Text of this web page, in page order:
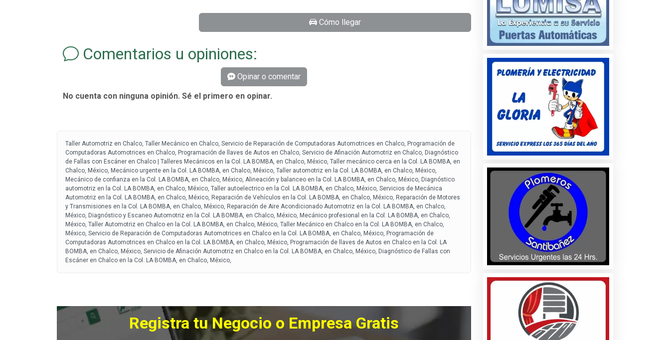
Cómo llegar
Comentarios u opiniones:
Opinar o comentar
No cuenta con ninguna opinión. Sé el primero en opinar.
Taller Automotriz en Chalco, Taller Mecánico en Chalco, Servicio de Reparación de Computadoras Automotrices en Chalco, Programación de
Computadoras Automotrices en Chalco, Programación de llaves de Autos en Chalco, Servicio de Afinación Automotriz en Chalco, Diagnóstico
de Fallas con Escáner en Chalco | Talleres Mecánicos en la Col. LA BOMBA, en Chalco, México, Taller mecánico cerca en la Col. LA BOMBA, en
Chalco, México, Mecánico urgente en la Col. LA BOMBA, en Chalco, México, Taller automotriz en la Col. LA BOMBA, en Chalco, México,
Mecánico de confianza en la Col. LA BOMBA, en Chalco, México, Alineación y balanceo en la Col. LA BOMBA, en Chalco, México, Diagnóstico
automotriz en la Col. LA BOMBA, en Chalco, México, Taller autoelectrico en la Col. LA BOMBA, en Chalco, México, Servicios de Mecánica
Automotriz en la Col. LA BOMBA, en Chalco, México, Reparación de Vehículos en la Col. LA BOMBA, en Chalco, México, Reparación de Motores
y Transmisiones en la Col. LA BOMBA, en Chalco, México, Reparación de Aire Acondicionado Automotriz en la Col. LA BOMBA, en Chalco,
México, Diagnóstico y Escaneo Automotriz en la Col. LA BOMBA, en Chalco, México, Mecánico profesional en la Col. LA BOMBA, en Chalco,
México, Taller Automotriz en Chalco en la Col. LA BOMBA, en Chalco, México, Taller Mecánico en Chalco en la Col. LA BOMBA, en Chalco,
México, Servicio de Reparación de Computadoras Automotrices en Chalco en la Col. LA BOMBA, en Chalco, México, Programación de
Computadoras Automotrices en Chalco en la Col. LA BOMBA, en Chalco, México, Programación de llaves de Autos en Chalco en la Col. LA
BOMBA, en Chalco, México, Servicio de Afinación Automotriz en Chalco en la Col. LA BOMBA, en Chalco, México, Diagnóstico de Fallas con
Escáner en Chalco en la Col. LA BOMBA, en Chalco, México,
Registra tu Negocio o Empresa Gratis